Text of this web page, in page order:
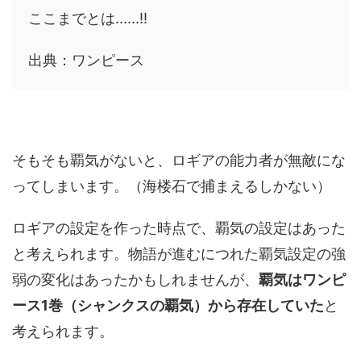
ここまでとは......!!
出典：ワンピース
そもそも覇気がないと、ロギアの能力者が無敵にな
ってしまいます。（海楼石で捕まえるしかない）
ロギアの設定を作った時点で、覇気の設定はあった
と考えられます。物語が進むにつれた覇気設定の強
弱の変化はあったかもしれませんが、 覇気はワンピ
ース1巻（シャンクスの覇気）から存在していたと
考えられます。